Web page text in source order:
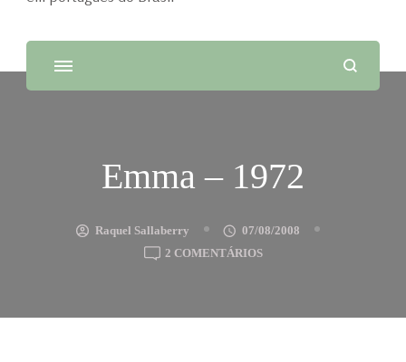
Emma – 1972
Raquel Sallaberry
07/08/2008
2 COMENTÁRIOSEM
1972